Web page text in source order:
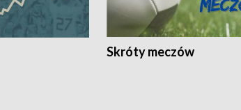
Skróty meczów